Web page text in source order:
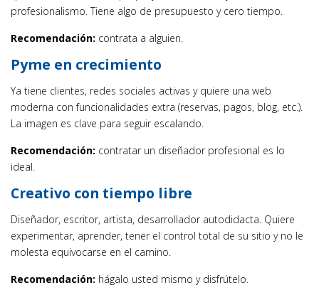
profesionalismo. Tiene algo de presupuesto y cero tiempo.
Recomendación: contrata a alguien.
Pyme en crecimiento
Ya tiene clientes, redes sociales activas y quiere una web
moderna con funcionalidades extra (reservas, pagos, blog, etc.).
La imagen es clave para seguir escalando.
Recomendación: contratar un diseñador profesional es lo
ideal.
Creativo con tiempo libre
Diseñador, escritor, artista, desarrollador autodidacta. Quiere
experimentar, aprender, tener el control total de su sitio y no le
molesta equivocarse en el camino.
Recomendación: hágalo usted mismo y disfrútelo.